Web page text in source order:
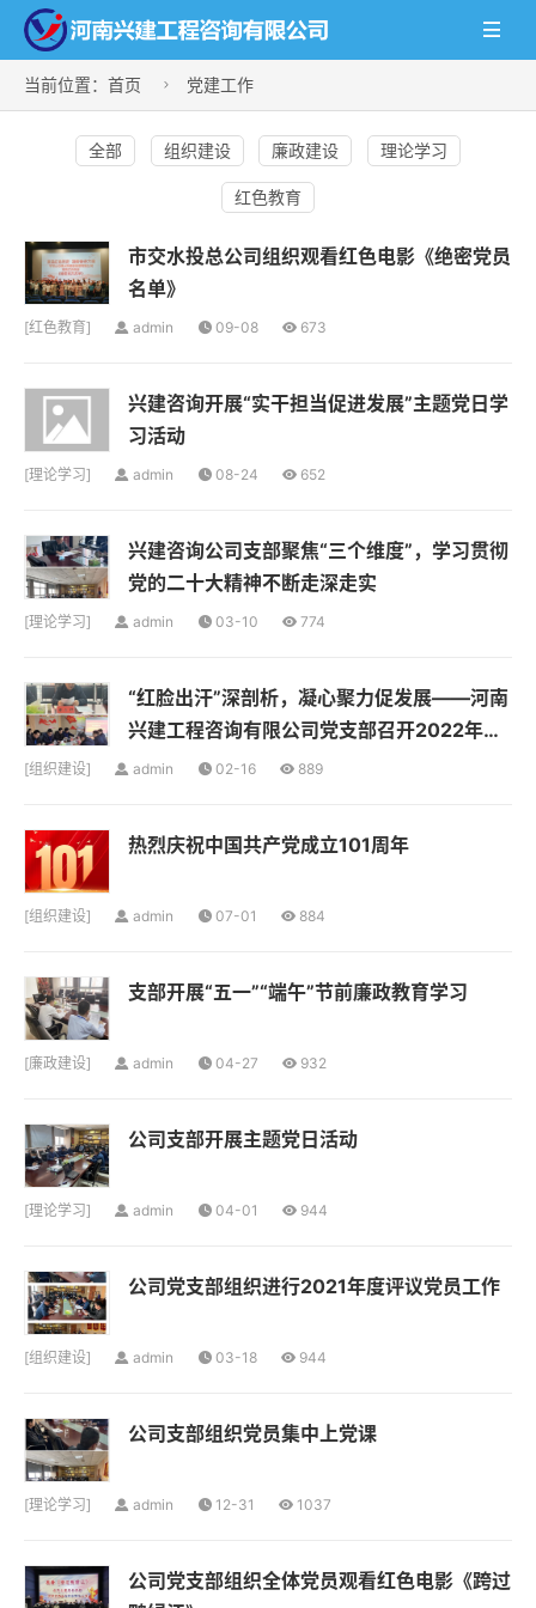

当前位置： 首页  党建工作
全部 组织建设 廉政建设 理论学习
红色教育
市交水投总公司组织观看红色电影《绝密党员
名单》
[红色教育] admin 09-08 673
兴建咨询开展“实干担当促进发展”主题党日学
习活动
[理论学习] admin 08-24 652
兴建咨询公司支部聚焦“三个维度”，学习贯彻
党的二十大精神不断走深走实
[理论学习] admin 03-10 774
“红脸出汗”深剖析，凝心聚力促发展——河南
兴建工程咨询有限公司党支部召开2022年度
组织生活会和民主评议党员会议
[组织建设] admin 02-16 889
热烈庆祝中国共产党成立101周年
[组织建设] admin 07-01 884
支部开展“五一”“端午”节前廉政教育学习
[廉政建设] admin 04-27 932
公司支部开展主题党日活动
[理论学习] admin 04-01 944
公司党支部组织进行2021年度评议党员工作
[组织建设] admin 03-18 944
公司支部组织党员集中上党课
[理论学习] admin 12-31 1037
公司党支部组织全体党员观看红色电影《跨过